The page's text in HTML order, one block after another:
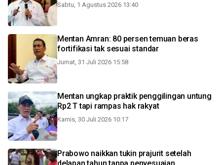
Sabtu, 1 Agustus 2026 13:40
Mentan Amran: 80 persen temuan beras
fortifikasi tak sesuai standar
Jumat, 31 Juli 2026 15:58
Mentan ungkap praktik penggilingan untung
Rp2 T tapi rampas hak rakyat
Kamis, 30 Juli 2026 10:17
Prabowo naikkan tukin prajurit setelah